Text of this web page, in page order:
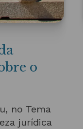
o
no Tema
jurídica